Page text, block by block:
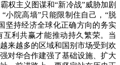
权主义图谋和“新冷战”威胁加剧
小院高墙”只能限制住自己，“脱
坚持经济全球化正确方向的务实
利共赢才能推动持久繁荣。当
来越多的区域和国别市场受到欢
对华合作建强了基础设施、扩大